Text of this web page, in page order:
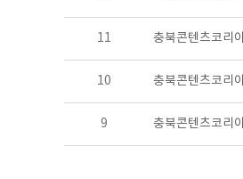
11 충북콘텐츠코리
10 충북콘텐츠코리
9 충북콘텐츠코리